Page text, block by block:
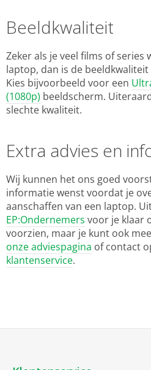
Beeldkwaliteit
Zeker als je veel films of series
laptop, dan is de
Kies bijvoorbeeld voor een
(1080p) beeldscherm.
slechte kwaliteit.
Extra advies en
Wij kunnen het ons goed
informatie wenst voordat je
aanschaffen van een laptop.
EP:Ondernemers voor je klaar
voorzien, maar je kunt ook
onze adviespagina of contact
klantenservice.